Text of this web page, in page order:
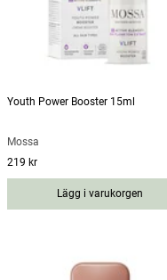
Youth Power Booster 15ml
Mossa
Pris:
219 kr
Lägg i varukorgen